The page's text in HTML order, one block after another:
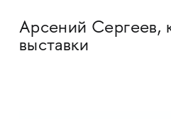
Арсений Сергеев,
выставки